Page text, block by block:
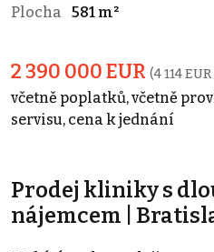
Plocha
581 m²
2 390 000 EUR (4 114
včetně poplatků, včetně
servisu, cena k jednání
Prodej kliniky s
nájemcem |